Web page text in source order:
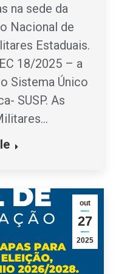
na sede da
Nacional de
Estaduais.
18/2025 – a
Sistema Único
SUSP. As
out
27
2025